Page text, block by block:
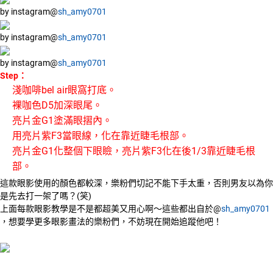
by instagram@sh_amy0701
by instagram@sh_amy0701
by instagram@sh_amy0701
Step：
淺咖啡bel air眼窩打底。
裸咖色D5加深眼尾。
亮片金G1塗滿眼摺內。
用亮片紫F3當眼線，化在靠近睫毛根部。
亮片金G1化整個下眼瞼，亮片紫F3化在後1/3靠近睫毛根
部。
這款眼影使用的顏色都較深，樂粉們切記不能下手太重，否則男友以為你
是先去打一架了嗎？(笑)
上面每款眼影教學是不是都超美又用心啊～這些都出自於@sh_amy0701
，想要學更多眼影畫法的樂粉們，不妨現在開始追蹤他吧！